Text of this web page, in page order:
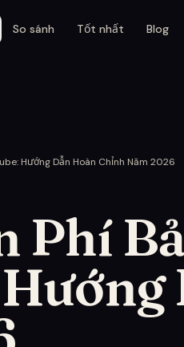
So sánh Tốt nhất Blog
Hướng Dẫn Hoàn Chỉnh Năm 2026
Phí